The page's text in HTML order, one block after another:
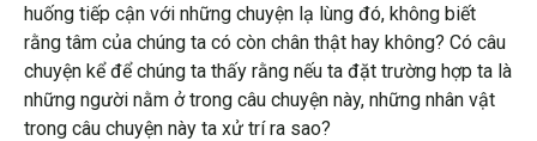
huống tiếp cận với những chuyện lạ lùng đó, không biết
rằng tâm của chúng ta có còn chân thật hay không? Có câu
chuyện kể để chúng ta thấy rằng nếu ta đặt trường hợp ta là
những người nằm ở trong câu chuyện này, những nhân vật
trong câu chuyện này ta xử trí ra sao?